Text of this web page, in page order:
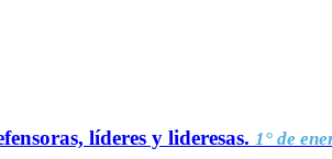
líderes y lideresas. 1° de